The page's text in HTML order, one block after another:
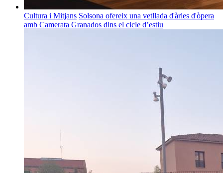
Cultura i Mitjans Solsona ofereix una vetllada d'àries d'òpera
amb Camerata Granados dins el cicle d’estiu